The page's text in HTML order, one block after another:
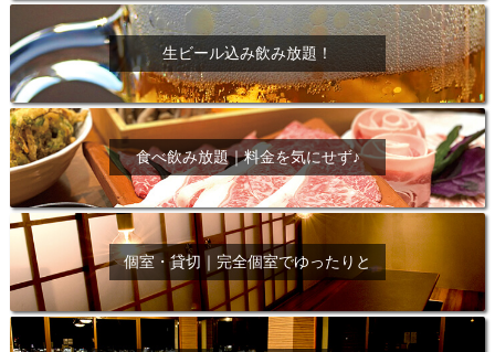
生ビール込み飲み放題！
食べ飲み放題｜料金を気にせず♪
個室・貸切｜完全個室でゆったりと